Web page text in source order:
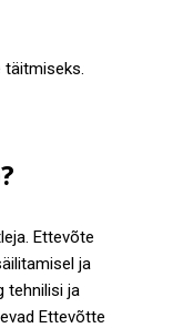
Ettevõte
ja
tehnilisi ja
Ettevõtte